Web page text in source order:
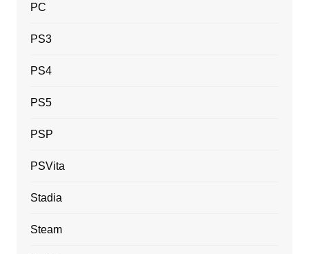
PC
PS3
PS4
PS5
PSP
PSVita
Stadia
Steam